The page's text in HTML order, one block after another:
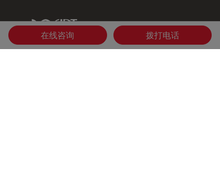
IDT Link
在线咨询 拨打电话